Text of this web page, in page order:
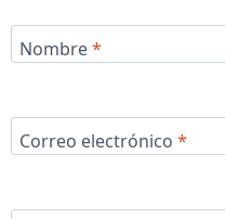
Nombre*
Correo electrónico *